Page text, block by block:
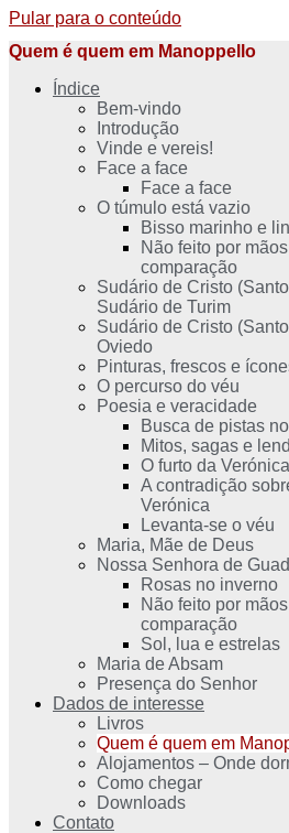
Pular para o conteúdo
Quem é quem em Manoppello
Índice
Bem-vindo
Introdução
Vinde e vereis!
Face a face
Face a face
O túmulo está vazio
Bisso marinho e
Não feito por
comparação
Sudário de Cristo
Sudário de Turim
Sudário de Cristo
Oviedo
Pinturas, frescos e
O percurso do véu
Poesia e veracidade
Busca de pistas
Mitos, sagas e
O furto da Verónica
A contradição
Verónica
Levanta-se o véu
Maria, Mãe de Deus
Nossa Senhora de
Rosas no inverno
Não feito por
comparação
Sol, lua e estrelas
Maria de Absam
Presença do Senhor
Dados de interesse
Livros
Quem é quem em
Alojamentos – Onde
Como chegar
Downloads
Contato